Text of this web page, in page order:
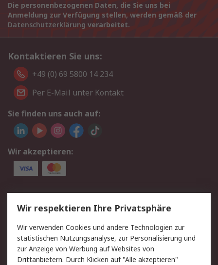
Die personenbezogenen Daten, die Sie uns bei
Anmeldung zur Verfügung stellen, werden gemäß der
Datenschutzerklärung verarbeitet.
Kontaktieren Sie uns:
+49 (0) 69 5800 14 234
Per E-Mail unter Kontakt
Sie finden uns auch auf:
Wir akzeptieren:
Service
Value Added Services
Lieferlösungen
Rücksendungen
Kontakt
Hilfe
Privatkunden
Wir respektieren Ihre Privatsphäre
Wir verwenden Cookies und andere Technologien zur
statistischen Nutzungsanalyse, zur Personalisierung und
zur Anzeige von Werbung auf Websites von
Drittanbietern. Durch Klicken auf "Alle akzeptieren"